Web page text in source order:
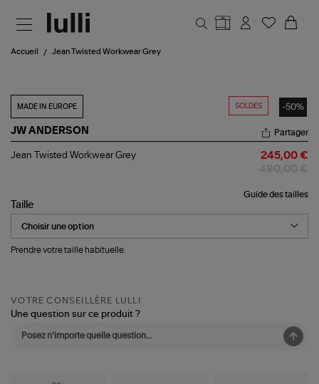
Accueil Jean Twisted Workwear Grey
SOLDES -50%
MADE IN EUROPE
JW ANDERSON
Jean
Partager
Jean Twisted Workwear Grey 245,00 €
Guide des tailles
Taille
Prendre votre taille habituelle.
VOTRE CONSEILLÈRE LULLI
Une question sur ce produit ?